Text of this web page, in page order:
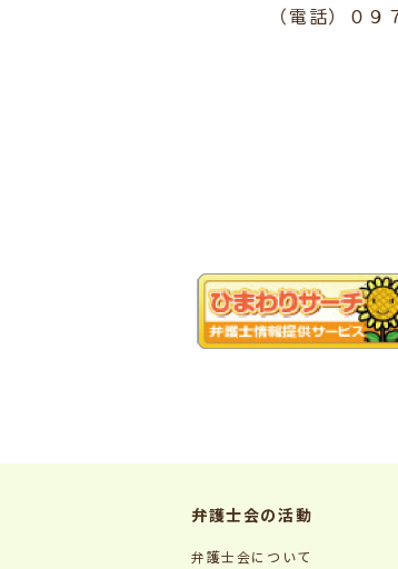
（電話）０９７
弁護士会の活動
弁護士会について